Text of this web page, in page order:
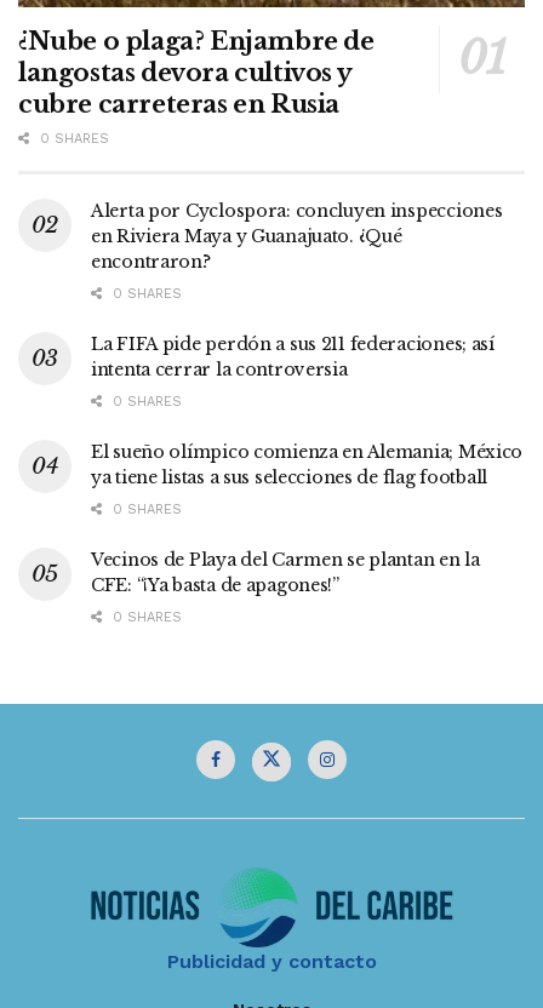
¿Nube o plaga? Enjambre de
langostas devora cultivos y
cubre carreteras en Rusia
0 SHARES
Alerta por Cyclospora: concluyen inspecciones
en Riviera Maya y Guanajuato. ¿Qué
encontraron?
0 SHARES
La FIFA pide perdón a sus 211 federaciones; así
intenta cerrar la controversia
0 SHARES
El sueño olímpico comienza en Alemania; México
ya tiene listas a sus selecciones de flag football
0 SHARES
Vecinos de Playa del Carmen se plantan en la
CFE: “¡Ya basta de apagones!”
0 SHARES
Publicidad y contacto